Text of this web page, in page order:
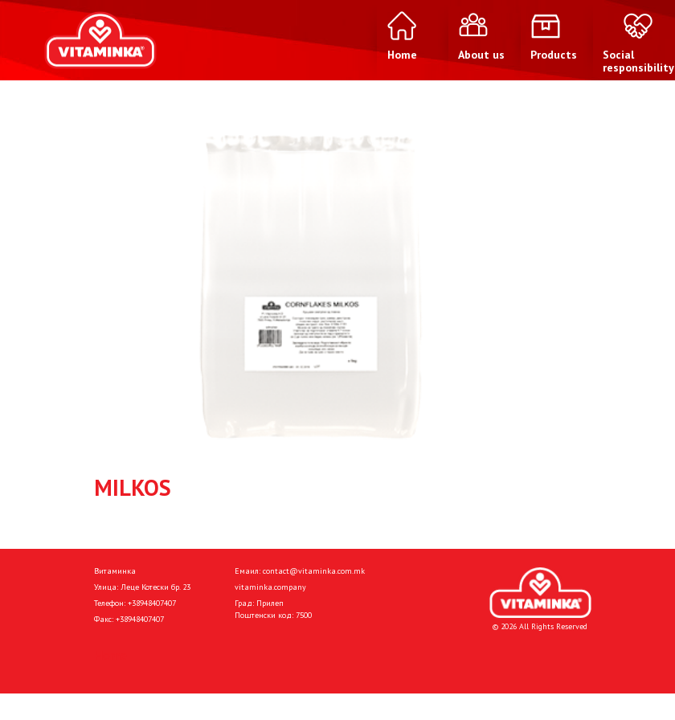
Home About us Products
Social
responsibility
MILKOS
Витаминка
Улица: Леце Котески бр. 23
Телефон: +38948407407
Факс: +38948407407
Емаил: contact@vitaminka.com.mk
vitaminka.company
Град: Прилеп
Поштенски код: 7500
© 2026 All Rights Reserved